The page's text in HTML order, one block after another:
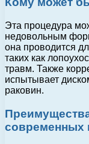
Эта процедура
недовольным
она проводится
таких как
травм. Также
испытывает
раковин.
современных